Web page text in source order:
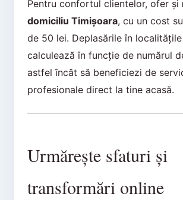
Pentru confortul clientelor, ofer și
domiciliu Timișoara, cu un cost
de 50 lei. Deplasările în
calculează în funcție de numărul
astfel încât să beneficiezi de
profesionale direct la tine acasă.
Urmărește sfaturi și
transformări online